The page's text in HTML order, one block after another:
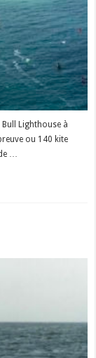
Lighthouse à
ou 140 kite
…